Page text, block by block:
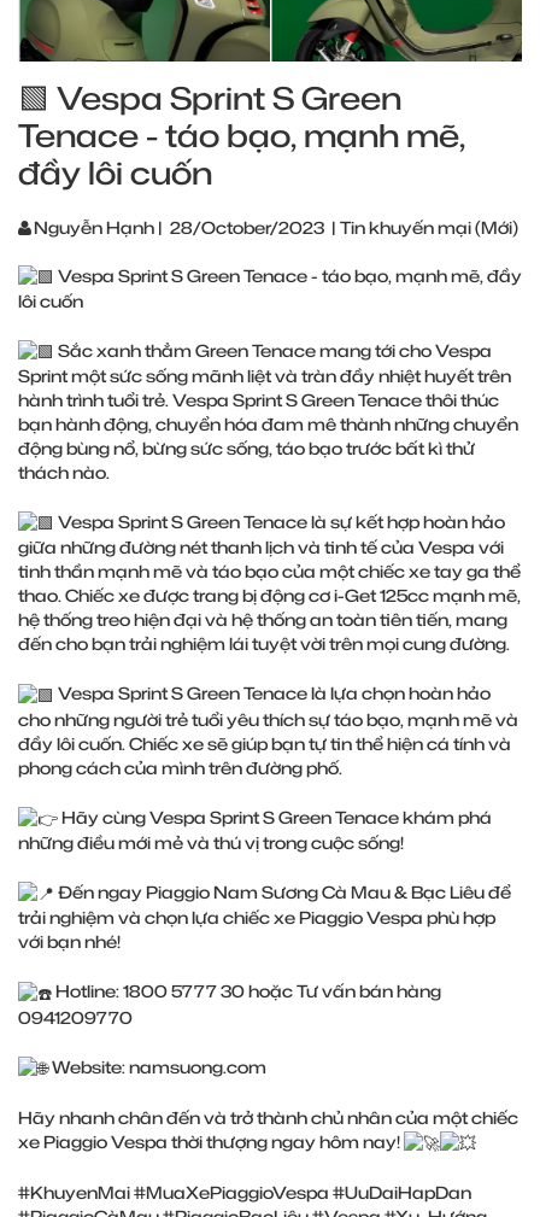
🟩 Vespa Sprint S Green
Tenace - táo bạo, mạnh mẽ,
đầy lôi cuốn
Nguyễn Hạnh | 28/October/2023 | Tin khuyến mại (Mới)
Vespa Sprint S Green Tenace - táo bạo, mạnh mẽ, đầy
lôi cuốn
Sắc xanh thẳm Green Tenace mang tới cho Vespa
Sprint một sức sống mãnh liệt và tràn đầy nhiệt huyết trên
hành trình tuổi trẻ. Vespa Sprint S Green Tenace thôi thúc
bạn hành động, chuyển hóa đam mê thành những chuyển
động bùng nổ, bừng sức sống, táo bạo trước bất kì thử
thách nào.
Vespa Sprint S Green Tenace là sự kết hợp hoàn hảo
giữa những đường nét thanh lịch và tinh tế của Vespa với
tinh thần mạnh mẽ và táo bạo của một chiếc xe tay ga thể
thao. Chiếc xe được trang bị động cơ i-Get 125cc mạnh mẽ,
hệ thống treo hiện đại và hệ thống an toàn tiên tiến, mang
đến cho bạn trải nghiệm lái tuyệt vời trên mọi cung đường.
Vespa Sprint S Green Tenace là lựa chọn hoàn hảo
cho những người trẻ tuổi yêu thích sự táo bạo, mạnh mẽ và
đầy lôi cuốn. Chiếc xe sẽ giúp bạn tự tin thể hiện cá tính và
phong cách của mình trên đường phố.
Hãy cùng Vespa Sprint S Green Tenace khám phá
những điều mới mẻ và thú vị trong cuộc sống!
Đến ngay Piaggio Nam Sương Cà Mau & Bạc Liêu để
trải nghiệm và chọn lựa chiếc xe Piaggio Vespa phù hợp
với bạn nhé!
Hotline: 1800 5777 30 hoặc Tư vấn bán hàng
0941209770
Website:namsuong.com
Hãy nhanh chân đến và trở thành chủ nhân của một chiếc
xe Piaggio Vespa thời thượng ngay hôm nay!
#KhuyenMai#MuaXePiaggioVespa #UuDaiHapDan